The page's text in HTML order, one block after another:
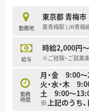
■ 最新の調剤機
いたいと考えて
■ 異動がなく、
勤務地
東京都 青梅市
東青梅駅 (JR青梅
給与
時給2,000円
※ご経験・ご就業
勤務
時間
月・金 9:00
火・水・木
土 9:00～
※上記のうち、